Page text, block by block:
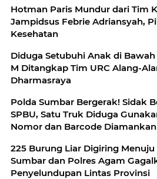
Hotman Paris Mundur dari Tim
Jampidsus Febrie Adriansyah,
Kesehatan
Diduga Setubuhi Anak di
M Ditangkap Tim URC Alang-
Dharmasraya
Polda Sumbar Bergerak! Sidak
SPBU, Satu Truk Diduga
Nomor dan Barcode Diamankan
225 Burung Liar Digiring Menuju
Sumbar dan Polres Agam
Penyelundupan Lintas Provinsi